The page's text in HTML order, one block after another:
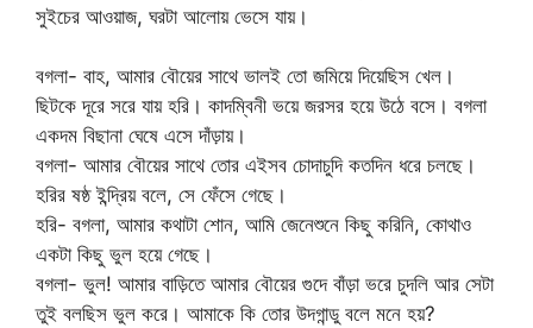
সুইচের আওয়াজ, ঘরটা আলোয় ভেসে যায়।
বগলা- বাহ, আমার বৌয়ের সাথে ভালই তো জমিয়ে দিয়েছিস খেল।
ছিটকে দূরে সরে যায় হরি। কাদম্বিনী ভয়ে জরসর হয়ে উঠে বসে। বগলা
একদম বিছানা ঘেষে এসে দাঁড়ায়।
বগলা- আমার বৌয়ের সাথে তোর এইসব চোদাচুদি কতদিন ধরে চলছে।
হরির ষষ্ঠ ইন্দ্রিয় বলে, সে ফেঁসে গেছে।
হরি- বগলা, আমার কথাটা শোন, আমি জেনেশুনে কিছু করিনি, কোথাও
একটা কিছু ভুল হয়ে গেছে।
বগলা- ভুল! আমার বাড়িতে আমার বৌয়ের গুদে বাঁড়া ভরে চুদলি আর সেটা
তুই বলছিস ভুল করে। আমাকে কি তোর উদগান্ডু বলে মনে হয়?